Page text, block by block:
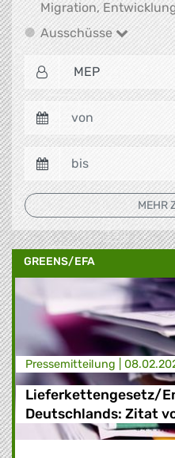
Migration,
Ausschüsse
Ausschüsse
MEHR
GREENS/EFA
Presse­mitteilung |
Lieferkettengesetz/
Deutschlands: Zitat